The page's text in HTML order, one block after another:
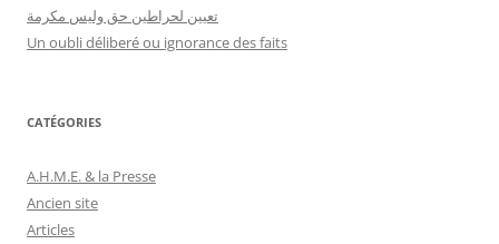
تعيين لحراطين حق وليس مكرمة
Un oubli déliberé ou ignorance des faits
CATÉGORIES
A.H.M.E. & la Presse
Ancien site
Articles